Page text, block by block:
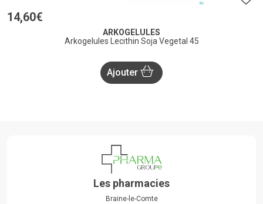
14,60€
ARKOGELULES
Arkogelules Lecithin Soja Vegetal 45
Ajouter
Les pharmacies
Braine-le-Comte